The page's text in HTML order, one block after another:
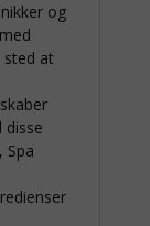
og
at
disse
Spa